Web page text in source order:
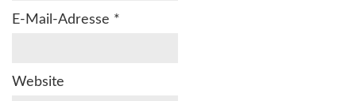
E-Mail-Adresse *
Website